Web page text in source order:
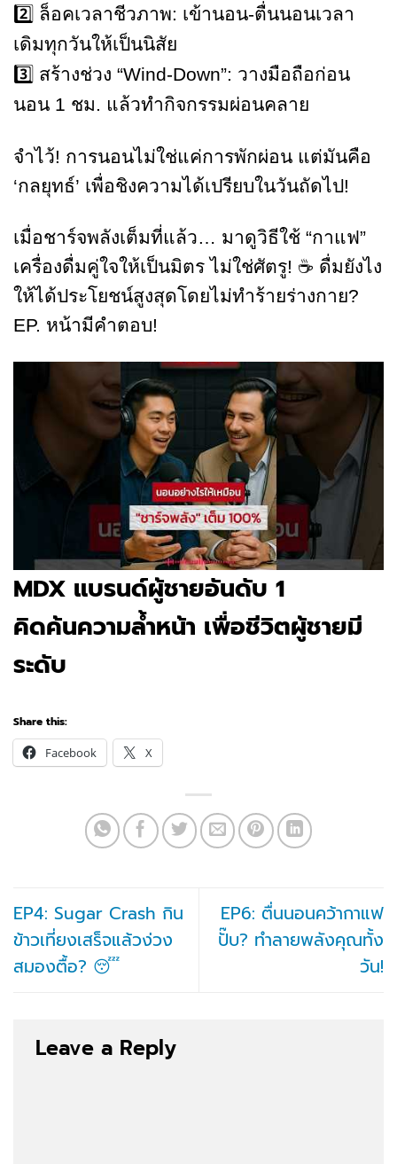
2️⃣ ล็อคเวลาชีวภาพ: เข้านอน-ตื่นนอนเวลา
เดิมทุกวันให้เป็นนิสัย
3️⃣ สร้างช่วง “Wind-Down”: วางมือถือก่อน
นอน 1 ชม. แล้วทำกิจกรรมผ่อนคลาย
จำไว้! การนอนไม่ใช่แค่การพักผ่อน แต่มันคือ
‘กลยุทธ์’ เพื่อชิงความได้เปรียบในวันถัดไป!
เมื่อชาร์จพลังเต็มที่แล้ว… มาดูวิธีใช้ “กาแฟ”
เครื่องดื่มคู่ใจให้เป็นมิตร ไม่ใช่ศัตรู! ☕️ ดื่มยังไง
ให้ได้ประโยชน์สูงสุดโดยไม่ทำร้ายร่างกาย?
EP. หน้ามีคำตอบ!
MDX แบรนด์ผู้ชายอันดับ 1
คิดค้นความล้ำหน้า เพื่อชีวิตผู้ชายมี
ระดับ
Share this:
Facebook
X
EP4: Sugar Crash กิน
ข้าวเที่ยงเสร็จแล้วง่วง
สมองตื้อ? 😴
EP6: ตื่นนอนคว้ากาแฟ
ปั๊บ? ทำลายพลังคุณทั้ง
วัน!
Leave a Reply